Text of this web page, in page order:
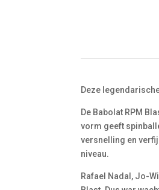
Deze
De Babolat RPM
vorm geeft
versnelling en
niveau.
Rafael Nadal, Jo-